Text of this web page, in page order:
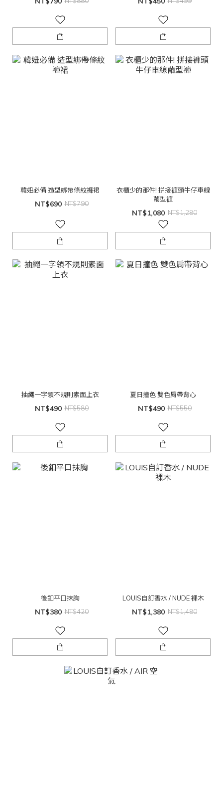
韓妞必備 造型綁帶條紋褲裙
NT$690 NT$790
衣櫃少的那件! 拼接褲頭牛仔車線
繭型褲
NT$1,080 NT$1,280
抽繩一字領不規則素面上衣
NT$490 NT$580
夏日撞色 雙色肩帶背心
NT$490 NT$550
後釦平口抹胸
NT$380 NT$420
LOUIS自訂香水 / NUDE 裸木
NT$1,380 NT$1,480